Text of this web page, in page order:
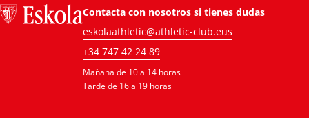
Contacta con nosotros si tienes dudas
eskolaathletic@athletic-club.eus
+34 747 42 24 89
Mañana de 10 a 14 horas
Tarde de 16 a 19 horas